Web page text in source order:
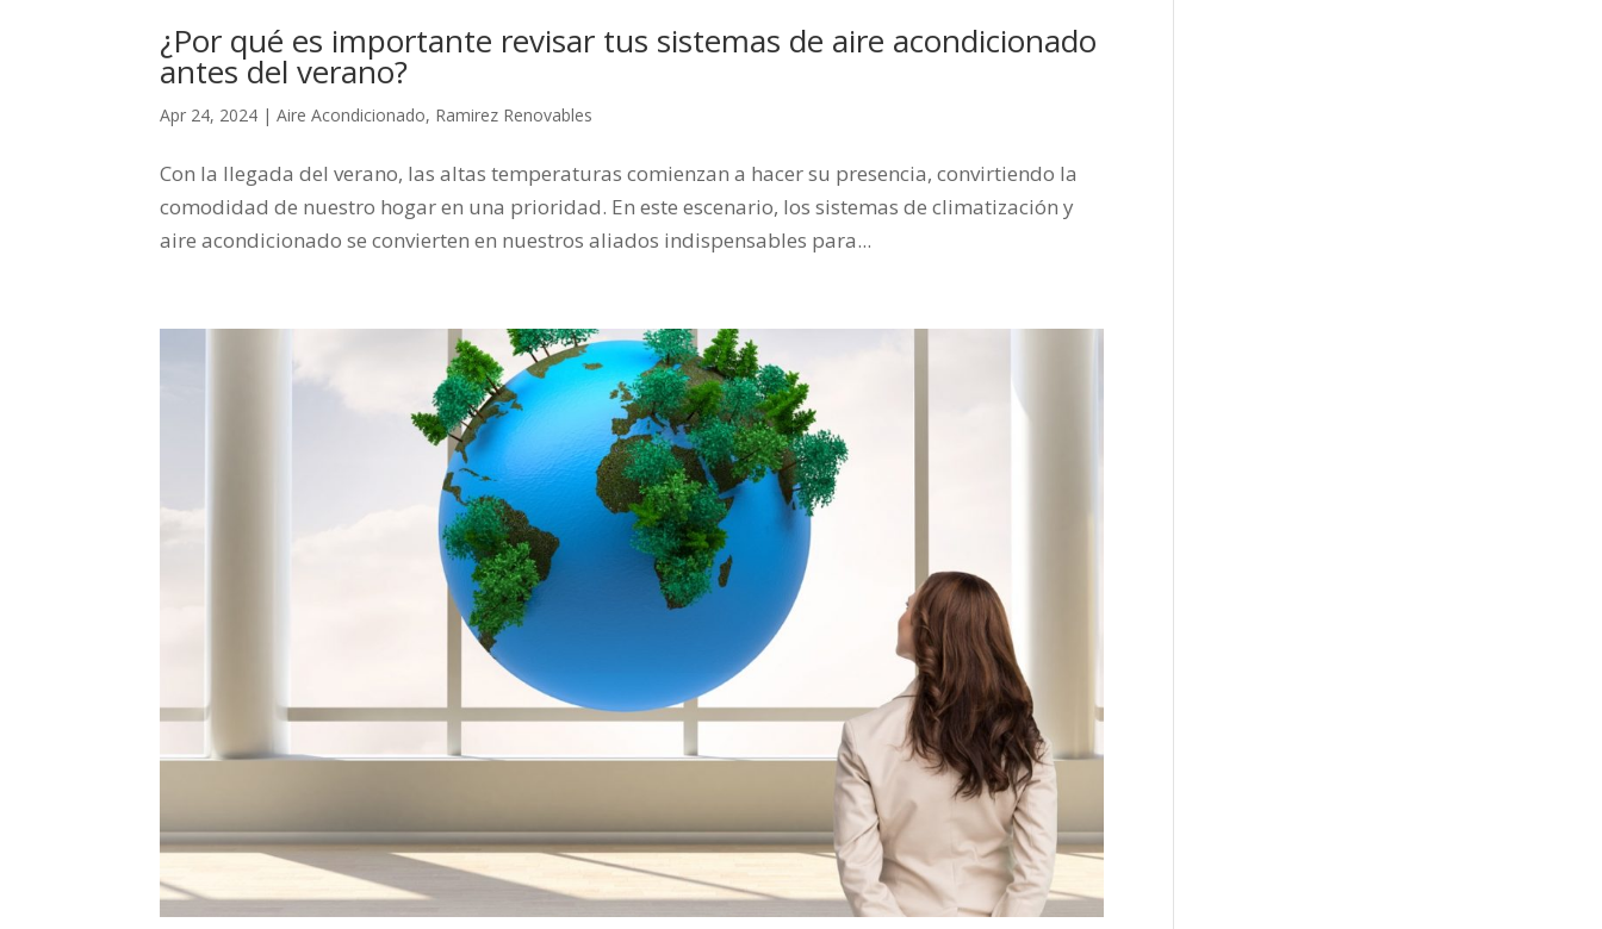
¿Por qué es importante revisar tus sistemas de aire acondicionado
antes del verano?
Apr 24, 2024 |Aire Acondicionado, Ramirez Renovables
Con la llegada del verano, las altas temperaturas comienzan a hacer su presencia, convirtiendo la
comodidad de nuestro hogar en una prioridad. En este escenario, los sistemas de climatización y
aire acondicionado se convierten en nuestros aliados indispensables para...